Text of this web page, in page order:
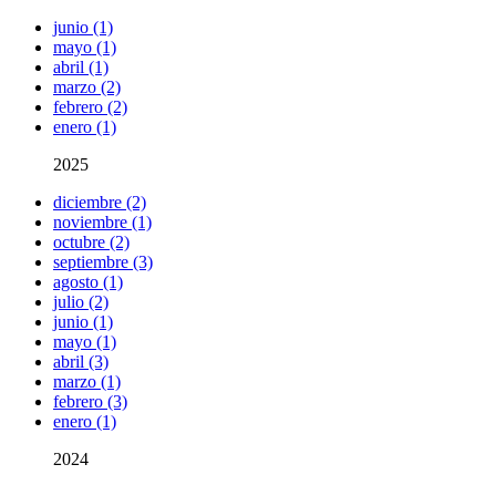
junio (1)
mayo (1)
abril (1)
marzo (2)
febrero (2)
enero (1)
2025
diciembre (2)
noviembre (1)
octubre (2)
septiembre (3)
agosto (1)
julio (2)
junio (1)
mayo (1)
abril (3)
marzo (1)
febrero (3)
enero (1)
2024